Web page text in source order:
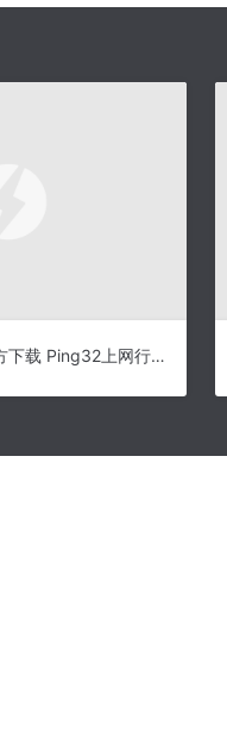
上网行为管理软件官方下载 Ping32上网行为管理软件 v3.6.1 官方免费安装版